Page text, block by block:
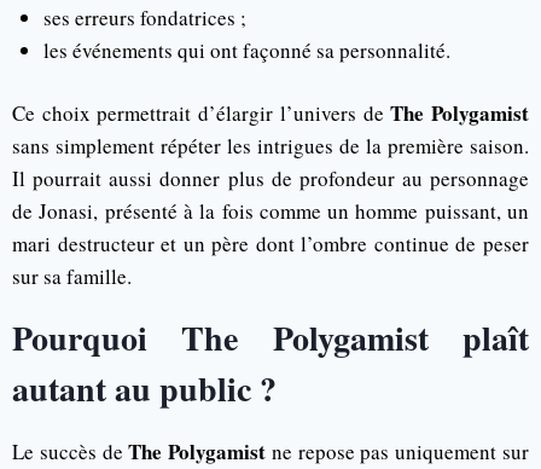
ses erreurs fondatrices ;
les événements qui ont façonné sa personnalité.
Ce choix permettrait d’élargir l’univers deThe Polygamist
sans simplement répéter les intrigues de la première saison.
Il pourrait aussi donner plus de profondeur au personnage
de Jonasi, présenté à la fois comme un homme puissant, un
mari destructeur et un père dont l’ombre continue de peser
sur sa famille.
Pourquoi The Polygamist plaît
autant au public ?
Le succès deThe Polygamist ne repose pas uniquement sur